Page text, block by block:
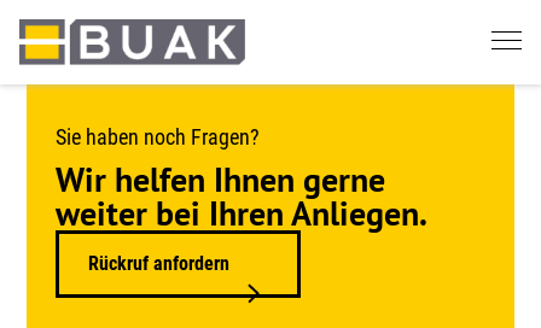
Springe
zum
Sie haben noch Fragen?
Wir helfen Ihnen gerne
weiter bei Ihren Anliegen.
Rückruf anfordern